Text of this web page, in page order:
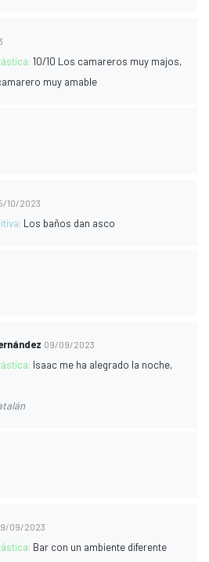
10/10 Los camareros muy majos,
muy amable
10/2023
Los baños dan asco
09/09/2023
Isaac me ha alegrado la noche,
09/2023
Bar con un ambiente diferente